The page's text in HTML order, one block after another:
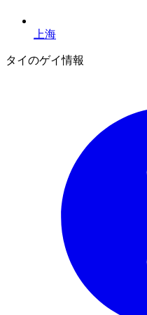
上海
タイのゲイ情報